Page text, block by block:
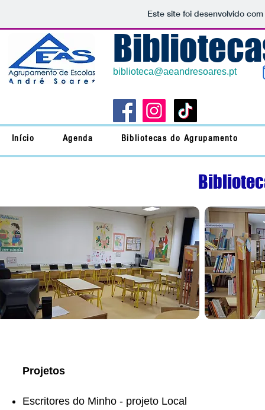
Este site foi desenvolvido
biblioteca@aeandresoares.pt
Início Agenda Bibliotecas do Agrupamento
Projetos
Escritores do Minho - projeto Local